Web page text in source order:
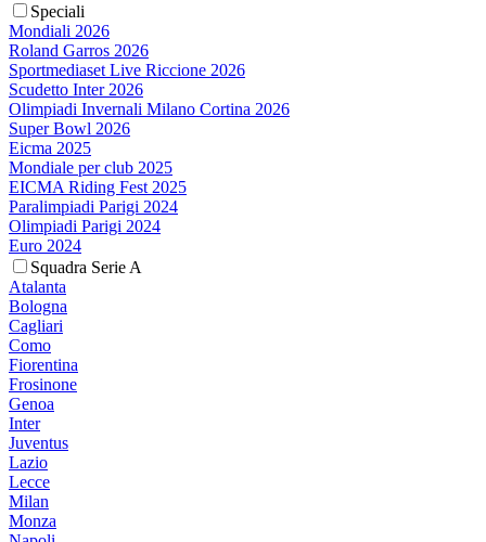
Speciali
Mondiali 2026
Roland Garros 2026
Sportmediaset Live Riccione 2026
Scudetto Inter 2026
Olimpiadi Invernali Milano Cortina 2026
Super Bowl 2026
Eicma 2025
Mondiale per club 2025
EICMA Riding Fest 2025
Paralimpiadi Parigi 2024
Olimpiadi Parigi 2024
Euro 2024
Squadra Serie A
Atalanta
Bologna
Cagliari
Como
Fiorentina
Frosinone
Genoa
Inter
Juventus
Lazio
Lecce
Milan
Monza